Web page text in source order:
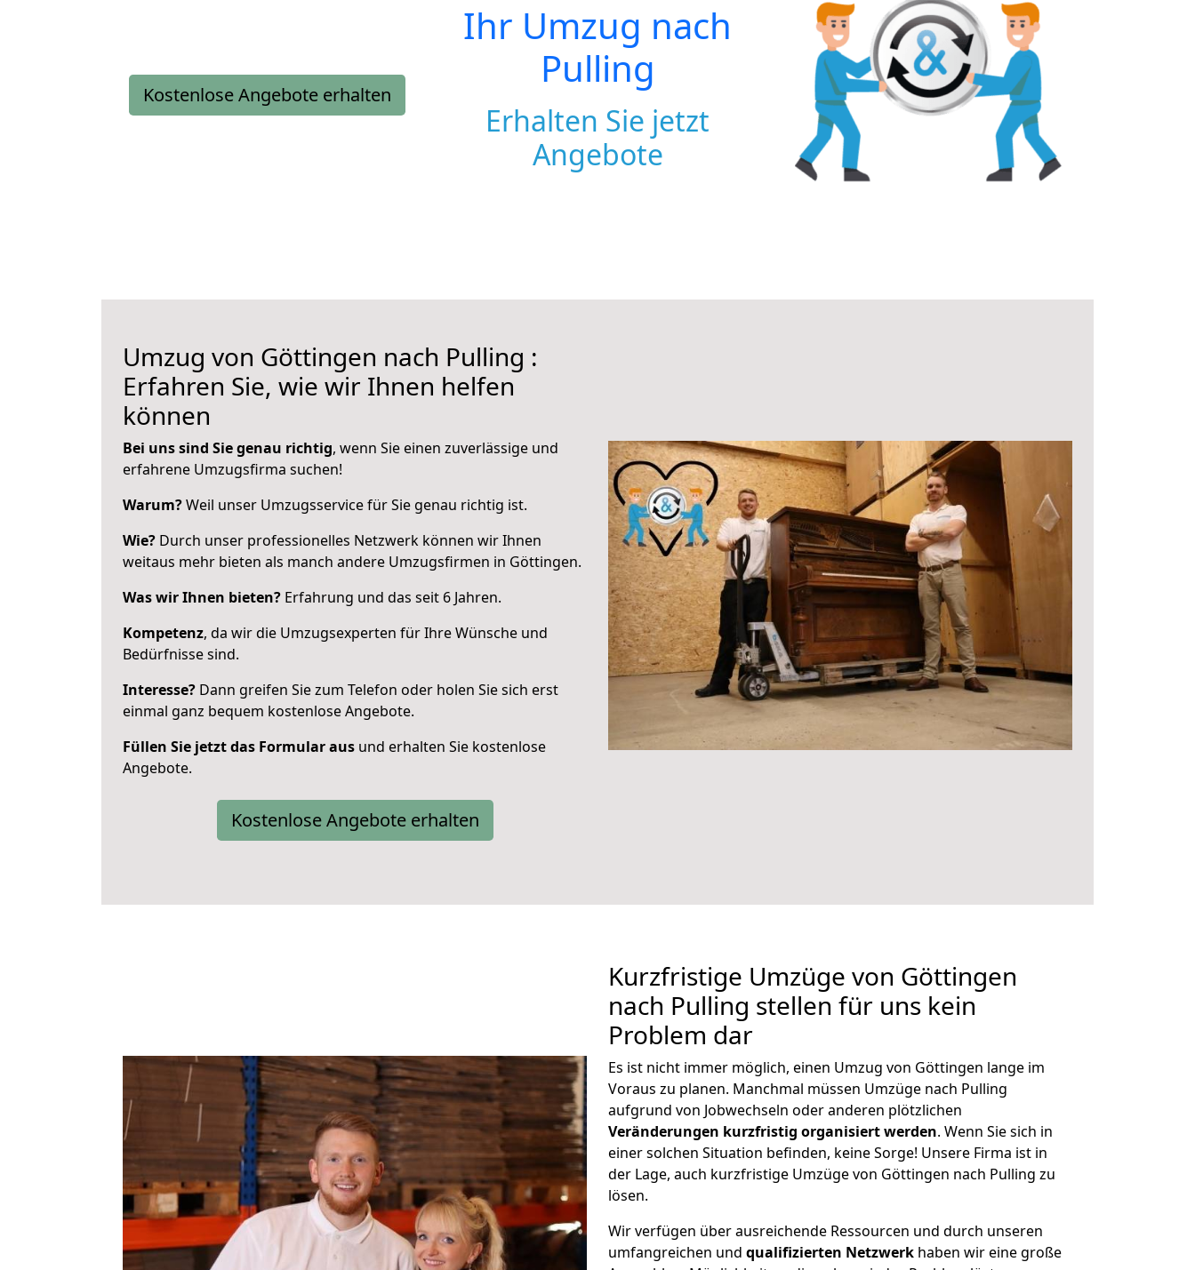
Kostenlose Angebote erhalten
Ihr Umzug nach
Pulling
Erhalten Sie jetzt
Angebote
Umzug von Göttingen nach Pulling :
Erfahren Sie, wie wir Ihnen helfen
können
Bei uns sind Sie genau richtig, wenn Sie einen zuverlässige und
erfahrene Umzugsfirma suchen!
Warum?Weil unser Umzugsservice für Sie genau richtig ist.
Wie? Durch unser professionelles Netzwerk können wir Ihnen
weitaus mehr bieten als manch andere Umzugsfirmen in Göttingen.
Was wir Ihnen bieten? Erfahrung und das seit 6 Jahren.
Kompetenz, da wir die Umzugsexperten für Ihre Wünsche und
Bedürfnisse sind.
Interesse? Dann greifen Sie zum Telefon oder holen Sie sich erst
einmal ganz bequem kostenlose Angebote.
Füllen Sie jetzt das Formular aus und erhalten Sie kostenlose
Angebote.
Kostenlose Angebote erhalten
Kurzfristige Umzüge von Göttingen
nach Pulling stellen für uns kein
Problem dar
Es ist nicht immer möglich, einen Umzug von Göttingen lange im
Voraus zu planen. Manchmal müssen Umzüge nach Pulling
aufgrund von Jobwechseln oder anderen plötzlichen
Veränderungen kurzfristig organisiert werden. Wenn Sie sich in
einer solchen Situation befinden, keine Sorge! Unsere Firma ist in
der Lage, auch kurzfristige Umzüge von Göttingen nach Pulling zu
lösen.
Wir verfügen über ausreichende Ressourcen und durch unseren
umfangreichen und qualifizierten Netzwerk haben wir eine große